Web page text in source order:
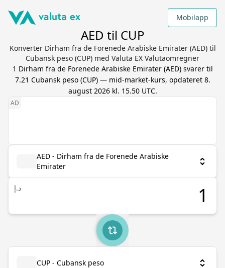
Mobilapp
AED til CUP
Konverter Dirham fra de Forenede Arabiske Emirater (AED) til
Cubansk peso (CUP) med Valuta EX Valutaomregner
1 Dirham fra de Forenede Arabiske Emirater(AED) svarer til
7.21 Cubansk peso(CUP) — mid-market-kurs, opdateret 8.
august 2026 kl. 15.50 UTC.
AED - Dirham fra de Forenede Arabiske
Emirater
د.إ
CUP - Cubansk peso